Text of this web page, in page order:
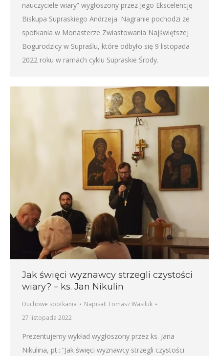
nauczyciele wiary” wygłoszony przez Jego Ekscelencję
Biskupa Supraskiego Andrzeja. Nagranie pochodzi ze
spotkania w Monasterze Zwiastowania Najświętszej
Bogurodzicy w Supraślu, które odbyło się 9 listopada
2022 roku w ramach cyklu Supraskie Środy.
Jak święci wyznawcy strzegli czystości
wiary? – ks. Jan Nikulin
Duchowe spotkania Napisał: Tomasz Wasiluk
27 listopada 2022
Prezentujemy wykład wygłoszony przez ks. Jana
Nikulina, pt.: “Jak święci wyznawcy strzegli czystości